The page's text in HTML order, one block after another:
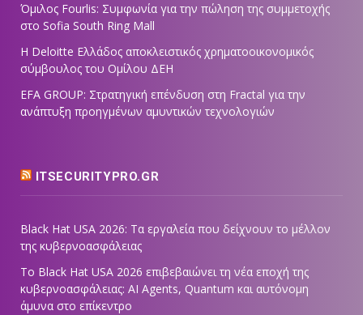
Όμιλος Fourlis: Συμφωνία για την πώληση της συμμετοχής
στο Sofia South Ring Mall
Η Deloitte Ελλάδος αποκλειστικός χρηματοοικονομικός
σύμβουλος του Ομίλου ΔΕΗ
EFA GROUP: Στρατηγική επένδυση στη Fractal για την
ανάπτυξη προηγμένων αμυντικών τεχνολογιών
ITSECURITYPRO.GR
Black Hat USA 2026: Τα εργαλεία που δείχνουν το μέλλον
της κυβερνοασφάλειας
Το Black Hat USA 2026 επιβεβαιώνει τη νέα εποχή της
κυβερνοασφάλειας: AI Agents, Quantum και αυτόνομη
άμυνα στο επίκεντρο